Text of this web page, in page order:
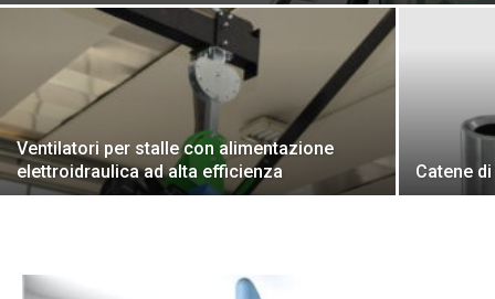
Ventilatori per stalle con alimentazione
elettroidraulica ad alta efficienza
Catene